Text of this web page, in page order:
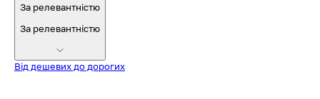
За релевантністю
За релевантністю
Від дешевих до дорогих